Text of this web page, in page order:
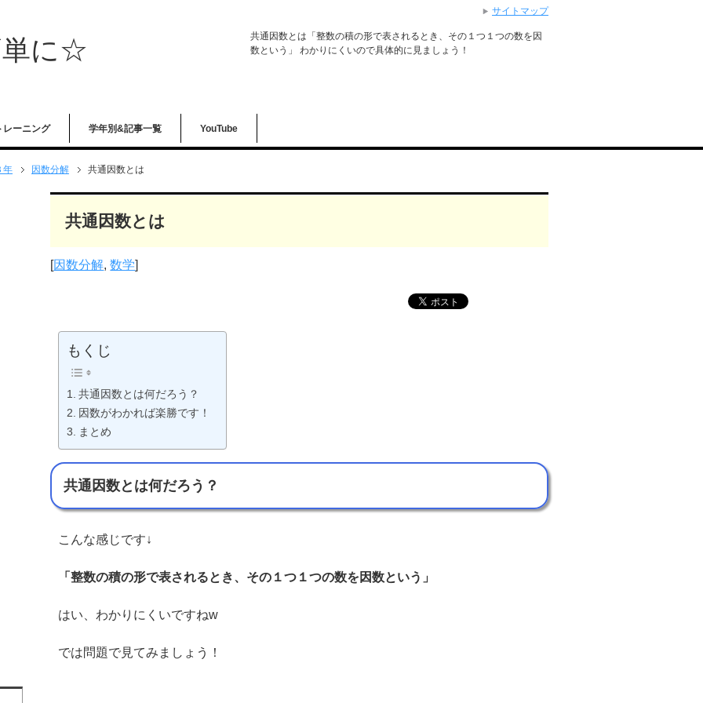
単に☆
共通因数とは「整数の積の形で表されるとき、その１つ１つの数を因
数という」 わかりにくいので具体的に見ましょう！
レーニング 学年別&記事一覧 YouTube
年 因数分解 共通因数とは
共通因数とは
[因数分解,数学]
もくじ
共通因数とは何だろう？
因数がわかれば楽勝です！
まとめ
共通因数とは何だろう？
こんな感じです↓
「整数の積の形で表されるとき、その１つ１つの数を因数という」
はい、わかりにくいですねw
では問題で見てみましょう！
サイトマップ